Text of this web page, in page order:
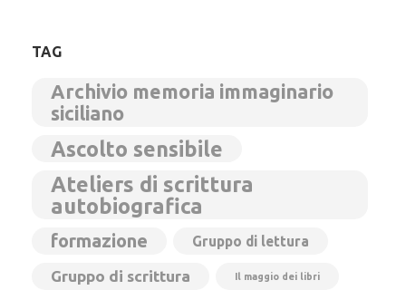
TAG
Archivio memoria immaginario
siciliano
Ascolto sensibile
Ateliers di scrittura
autobiografica
formazione Gruppo di lettura
Gruppo di scrittura Il maggio dei libri